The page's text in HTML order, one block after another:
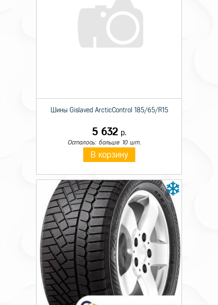
Шины Gislaved ArcticControl 185/65/R15
5 632 р.
Осталось: больше 10 шт.
В корзину